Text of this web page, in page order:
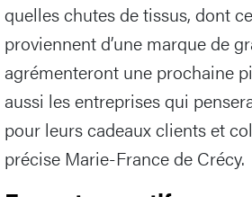
quelles chutes de tissus, dont
proviennent d’une marque de
agrémenteront une prochaine
aussi les entreprises qui
pour leurs cadeaux clients et
précise Marie-France de Crécy.